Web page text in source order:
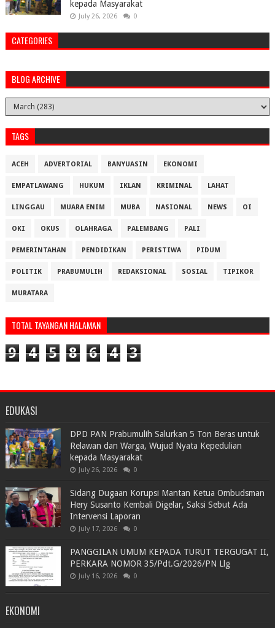
kepada Masyarakat
July 26, 2026 0
CATEGORIES
BLOG ARCHIVE
TAGS
ACEH ADVERTORIAL BANYUASIN EKONOMI
EMPATLAWANG HUKUM IKLAN KRIMINAL LAHAT
LINGGAU MUARA ENIM MUBA NASIONAL NEWS OI
OKI OKUS OLAHRAGA PALEMBANG PALI
PEMERINTAHAN PENDIDIKAN PERISTIWA PIDUM
POLITIK PRABUMULIH REDAKSIONAL SOSIAL TIPIKOR
MURATARA
TOTAL TAYANGAN HALAMAN
9 4 5 8 6 4 3
EDUKASI
DPD PAN Prabumulih Salurkan 5 Ton Beras untuk
Relawan dan Warga, Wujud Nyata Kepedulian
kepada Masyarakat
July 26, 2026 0
Sidang Dugaan Korupsi Mantan Ketua Ombudsman
Hery Susanto Kembali Digelar, Saksi Sebut Ada
Intervensi Laporan
July 17, 2026 0
PANGGILAN UMUM KEPADA TURUT TERGUGAT II,
PERKARA NOMOR 35/Pdt.G/2026/PN Llg
July 16, 2026 0
EKONOMI